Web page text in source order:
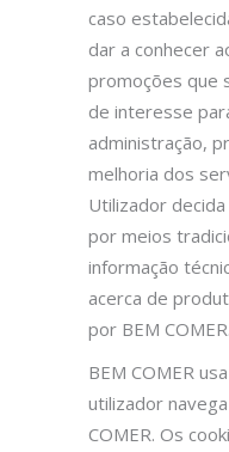
caso
dar a conhecer
promoções que
de interesse
administração,
melhoria dos
Utilizador
por meios
informação
acerca de
por BEM COMER.
BEM COMER
utilizador
COMER. Os